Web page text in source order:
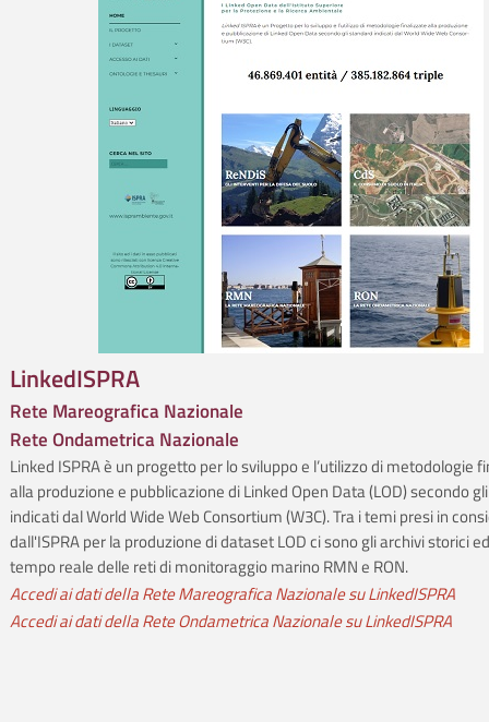
LinkedISPRA
Rete Mareografica Nazionale
Rete Ondametrica Nazionale
Linked ISPRA è un progetto per lo sviluppo e l’utilizzo di metodologie
alla produzione e pubblicazione di Linked Open Data (LOD) secondo
indicati dal World Wide Web Consortium (W3C). Tra i temi presi in
dall'ISPRA per la produzione di dataset LOD ci sono gli archivi storici
tempo reale delle reti di monitoraggio marino RMN e RON.
Accedi ai dati della Rete Mareografica Nazionale su LinkedISPRA
Accedi ai dati della Rete Ondametrica Nazionale su LinkedISPRA